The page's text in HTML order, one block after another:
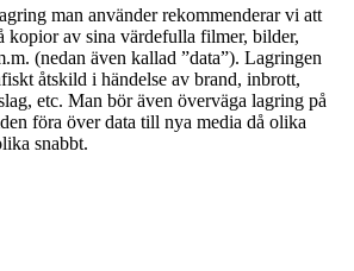
man använder rekommenderar vi att
kopior av sina värdefulla filmer, bilder,
(nedan även kallad ”data”). Lagringen
åtskild i händelse av brand, inbrott,
etc. Man bör även överväga lagring på
föra över data till nya media då olika
snabbt.